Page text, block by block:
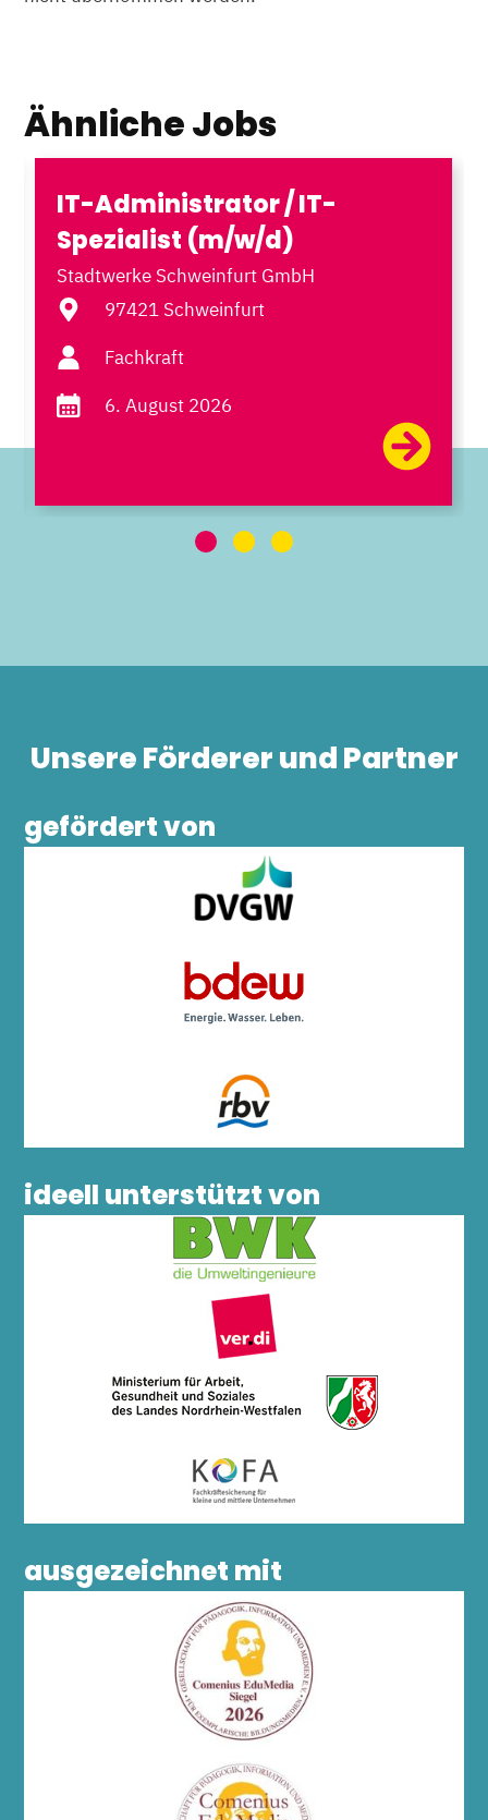
Ähnliche Jobs
IT-Administrator / IT-
Spezialist (m/w/d)
Stadtwerke Schweinfurt GmbH
97421 Schweinfurt
Fachkraft
6. August 2026
Unsere Förderer und Partner
gefördert von
ideell unterstützt von
ausgezeichnet mit